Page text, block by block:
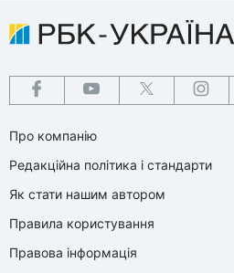
Про компанію
Редакційна політика і стандарти
Як стати нашим автором
Правила користування
Правова інформація